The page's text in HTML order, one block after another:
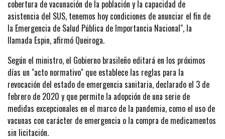
cobertura de vacunación de la población y la capacidad de
asistencia del SUS, tenemos hoy condiciones de anunciar el fin de
la Emergencia de Salud Pública de Importancia Nacional", la
llamada Espin, afirmó Queiroga.
Según el ministro, el Gobierno brasileño editará en los próximos
días un "acto normativo" que establece las reglas para la
revocación del estado de emergencia sanitaria, declarado el 3 de
febrero de 2020 y que permite la adopción de una serie de
medidas excepcionales en el marco de la pandemia, como el uso de
vacunas con carácter de emergencia o la compra de medicamentos
sin licitación.